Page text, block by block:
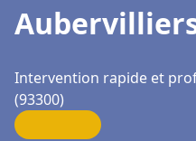
Intervention rapide et
(93300)